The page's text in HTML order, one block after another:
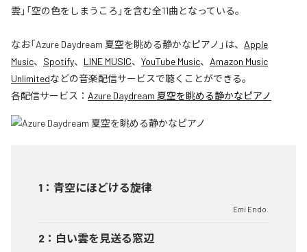
雲」「空の色をしまうころ」を含む全11曲となっている。
なお「Azure Daydream 夏空を眺める静かなピアノ 」は、 Apple
Music、 Spotify、 LINE MUSIC、 YouTube Music、 Amazon Music
Unlimitedなどの音楽配信サービスで聴くことができる。
各配信サービス： Azure Daydream 夏空を眺める静かなピアノ
1 ： 青空にほどける旋律
Emi Endo.
2 ： 白い雲を見送る窓辺